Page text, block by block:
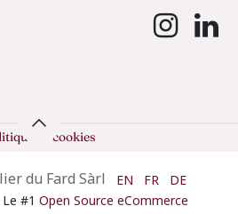
de cookies
du Fard Sàrl EN FR
DE
Le #1 Open Source eCommerce